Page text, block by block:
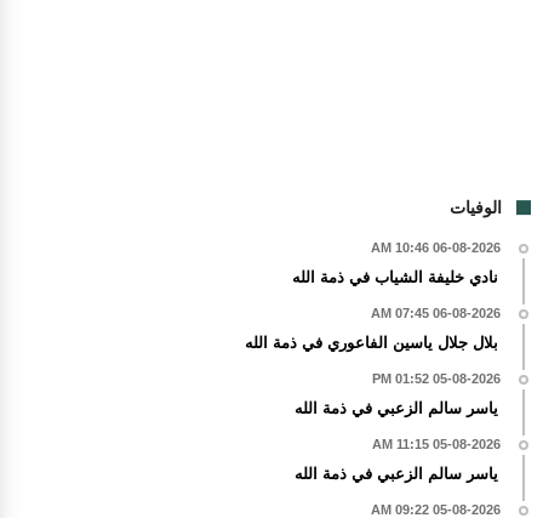
الوفيات
06-08-2026 10:46 AM
نادي خليفة الشياب في ذمة الله
06-08-2026 07:45 AM
بلال جلال ياسين الفاعوري في ذمة الله
05-08-2026 01:52 PM
ياسر سالم الزعبي في ذمة الله
05-08-2026 11:15 AM
ياسر سالم الزعبي في ذمة الله
05-08-2026 09:22 AM